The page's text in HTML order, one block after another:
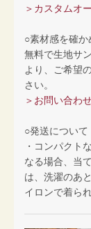
＞カスタムオ
○素材感を確
無料で生地サ
より、ご希望
さい。
＞お問い合わ
○発送について
・コンパクト
なる場合、当
は、洗濯のあ
イロンで着られ